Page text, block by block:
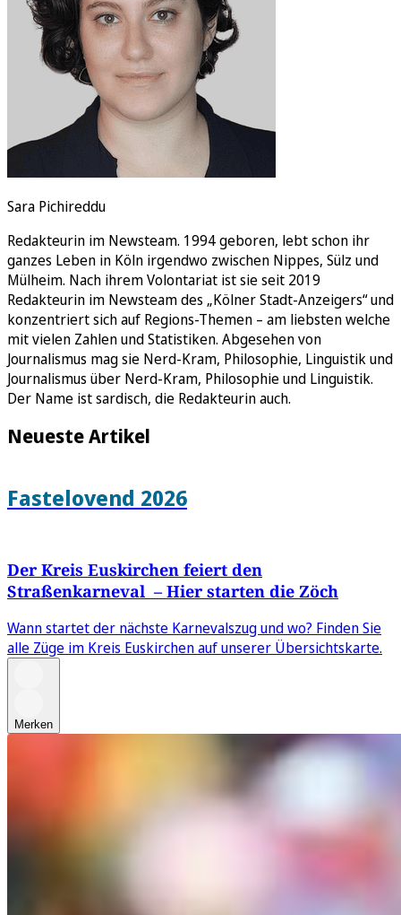
Sara Pichireddu
Redakteurin im Newsteam. 1994 geboren, lebt schon ihr
ganzes Leben in Köln irgendwo zwischen Nippes, Sülz und
Mülheim. Nach ihrem Volontariat ist sie seit 2019
Redakteurin im Newsteam des „Kölner Stadt-Anzeigers“ und
konzentriert sich auf Regions-Themen – am liebsten welche
mit vielen Zahlen und Statistiken. Abgesehen von
Journalismus mag sie Nerd-Kram, Philosophie, Linguistik und
Journalismus über Nerd-Kram, Philosophie und Linguistik.
Der Name ist sardisch, die Redakteurin auch.
Neueste Artikel
Fastelovend 2026
Der Kreis Euskirchen feiert den
Straßenkarneval – Hier starten die Zöch
Wann startet der nächste Karnevalszug und wo? Finden Sie
alle Züge im Kreis Euskirchen auf unserer Übersichtskarte.
Merken